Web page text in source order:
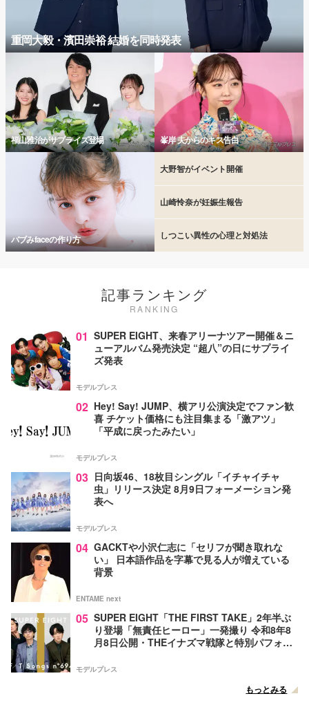
重岡大毅・濱田崇裕 結婚を同時発表
福山雅治がサプライズ登場 峯岸 夫からのキス告白
バブみfaceの作り方
大野智がイベント開催
山崎怜奈が妊娠生報告
しつこい異性の心理と対処法
記事ランキング
RANKING
01 SUPER EIGHT、来春アリーナツアー開催＆ニ
ューアルバム発売決定 “超八”の日にサプライ
ズ発表
モデルプレス
02 Hey! Say! JUMP、横アリ公演決定でファン歓
喜 チケット価格にも注目集まる「激アツ」
「平成に戻ったみたい」
モデルプレス
03 日向坂46、18枚目シングル「イチャイチャ
虫」リリース決定 8月9日フォーメーション発
表へ
モデルプレス
04 GACKTや小沢仁志に「セリフが聞き取れな
い」 日本語作品を字幕で見る人が増えている
背景
ENTAME next
05 SUPER EIGHT「THE FIRST TAKE」2年半ぶ
り登場「無責任ヒーロー」一発撮り 令和8年8
月8日公開・THEイナズマ戦隊と特別パフォー
モデルプレス
もっとみる